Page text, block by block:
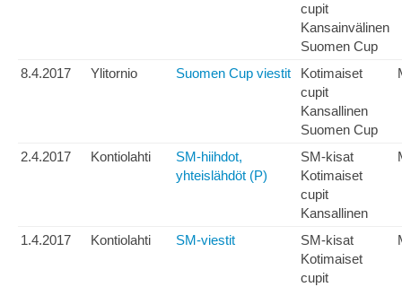
cupit
Kansainvälinen
Suomen Cup
8.4.2017 Ylitornio Suomen Cup viestit
Kotimaiset
cupit
Kansallinen
Suomen Cup
2.4.2017 Kontiolahti
SM-hiihdot,
yhteislähdöt (P)
SM-kisat
Kotimaiset
cupit
Kansallinen
1.4.2017 Kontiolahti SM-viestit
SM-kisat
Kotimaiset
cupit